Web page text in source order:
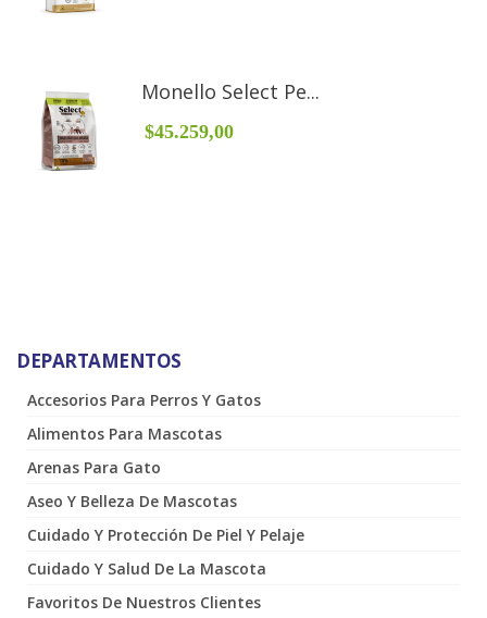
Monello Select Pe...
$45.259,00
DEPARTAMENTOS
Accesorios Para Perros Y Gatos
Alimentos Para Mascotas
Arenas Para Gato
Aseo Y Belleza De Mascotas
Cuidado Y Protección De Piel Y Pelaje
Cuidado Y Salud De La Mascota
Favoritos De Nuestros Clientes